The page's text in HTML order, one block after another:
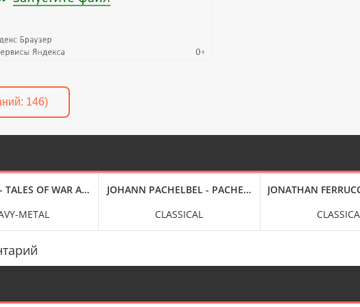
146)
TALES OF WAR AND MAGIC (2025) FLAC
METAL
JOHANN PACHELBEL - PACHELBEL: ORGAN WORKS,
CLASSICAL
JONATHAN